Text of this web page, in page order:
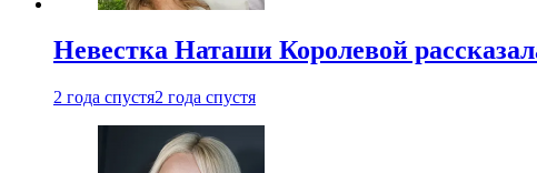
Невестка Наташи Королевой
2 года спустя2 года спустя